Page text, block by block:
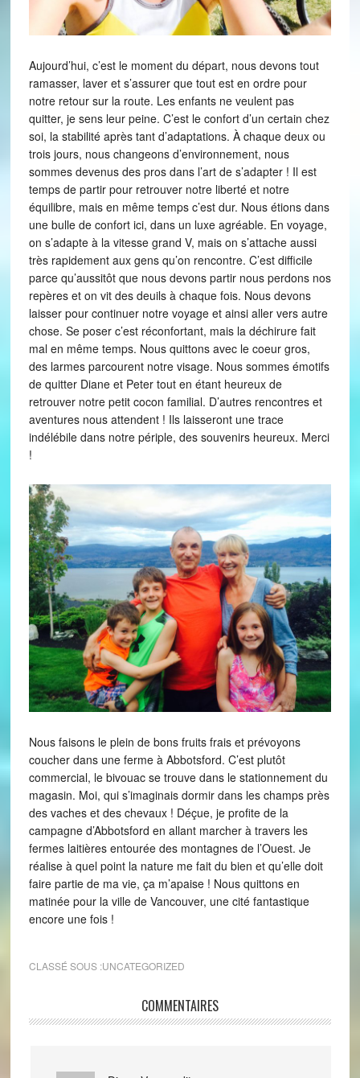
Aujourd’hui, c’est le moment du départ, nous devons tout
ramasser, laver et s’assurer que tout est en ordre pour
notre retour sur la route. Les enfants ne veulent pas
quitter, je sens leur peine. C’est le confort d’un certain chez
soi, la stabilité après tant d’adaptations. À chaque deux ou
trois jours, nous changeons d’environnement, nous
sommes devenus des pros dans l’art de s’adapter ! Il est
temps de partir pour retrouver notre liberté et notre
équilibre, mais en même temps c’est dur. Nous étions dans
une bulle de confort ici, dans un luxe agréable. En voyage,
on s’adapte à la vitesse grand V, mais on s’attache aussi
très rapidement aux gens qu’on rencontre. C’est difficile
parce qu’aussitôt que nous devons partir nous perdons nos
repères et on vit des deuils à chaque fois. Nous devons
laisser pour continuer notre voyage et ainsi aller vers autre
chose. Se poser c’est réconfortant, mais la déchirure fait
mal en même temps. Nous quittons avec le coeur gros,
des larmes parcourent notre visage. Nous sommes émotifs
de quitter Diane et Peter tout en étant heureux de
retrouver notre petit cocon familial. D’autres rencontres et
aventures nous attendent ! Ils laisseront une trace
indélébile dans notre périple, des souvenirs heureux. Merci
!
Nous faisons le plein de bons fruits frais et prévoyons
coucher dans une ferme à Abbotsford. C’est plutôt
commercial, le bivouac se trouve dans le stationnement du
magasin. Moi, qui s’imaginais dormir dans les champs près
des vaches et des chevaux ! Déçue, je profite de la
campagne d’Abbotsford en allant marcher à travers les
fermes laitières entourée des montagnes de l’Ouest. Je
réalise à quel point la nature me fait du bien et qu’elle doit
faire partie de ma vie, ça m’apaise ! Nous quittons en
matinée pour la ville de Vancouver, une cité fantastique
encore une fois !
CLASSÉ SOUS :UNCATEGORIZED
COMMENTAIRES